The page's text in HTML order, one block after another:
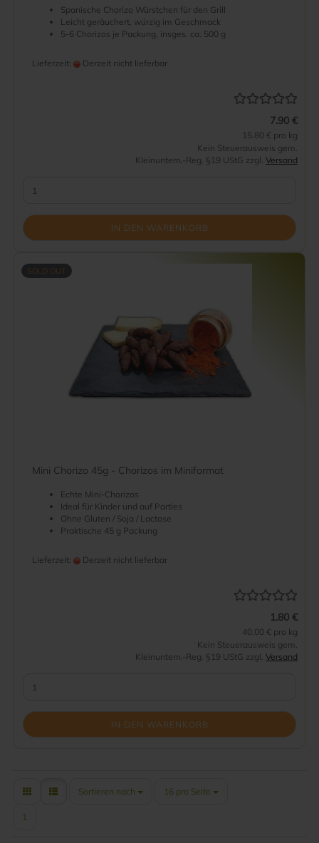
Spanische Chorizo Würstchen für den Grill
Leicht geräuchert, würzig im Geschmack
5-6 Chorizos je Packung, insges. ca. 500 g
Lieferzeit: Derzeit nicht lieferbar
7.90 €
15.80 € pro kg
Kein Steuerausweis gem.
Kleinuntern.-Reg. §19 UStG zzgl. Versand
IN DEN WARENKORB
SOLD OUT
Mini Chorizo 45g - Chorizos im Miniformat
Echte Mini-Chorizos
Ideal für Kinder und auf Parties
Ohne Gluten / Soja / Lactose
Praktische 45 g Packung
Lieferzeit: Derzeit nicht lieferbar
1.80 €
40.00 € pro kg
Kein Steuerausweis gem.
Kleinuntern.-Reg. §19 UStG zzgl. Versand
IN DEN WARENKORB
Sortieren nach
Sortieren nach 16 pro Seite
pro Seite
1